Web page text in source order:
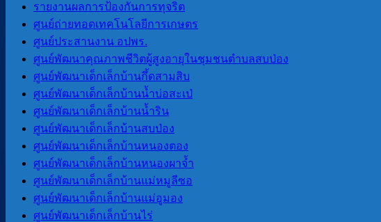
รายงานผลการป้องกันการทุจริต
ศูนย์ถ่ายทอดเทคโนโลยีการเกษตร
ศูนย์ประสานงาน อปพร.
ศูนย์พัฒนาคุณภาพชีวิตผู้สูงอายุในชุมชนตำบลสบป่อง
ศูนย์พัฒนาเด็กเล็กบ้านกึ้ดสามสิบ
ศูนย์พัฒนาเด็กเล็กบ้านน้ำบ่อสะเป่
ศูนย์พัฒนาเด็กเล็กบ้านน้ำริน
ศูนย์พัฒนาเด็กเล็กบ้านสบป่อง
ศูนย์พัฒนาเด็กเล็กบ้านหนองตอง
ศูนย์พัฒนาเด็กเล็กบ้านหนองผาจ้ำ
ศูนย์พัฒนาเด็กเล็กบ้านแม่หมูลีซอ
ศูนย์พัฒนาเด็กเล็กบ้านแม่อูมอง
ศูนย์พัฒนาเด็กเล็กบ้านไร่
จดหมายข่าว ประชาสัมพันธ์
“คู่มือเอาตัวรอดของวัยทํางาน บริหารความเสี่ยงแ
13 กรกฎาคม 202613 กรกฎาคม 2026
ประชาสัมพันธ์ เรื่อง การสร้างความรู้ความเข้าใจเพื่อป้อง […]
“รู้ทันกลโกง สังเกตให้เป็น ป้องกันได้”